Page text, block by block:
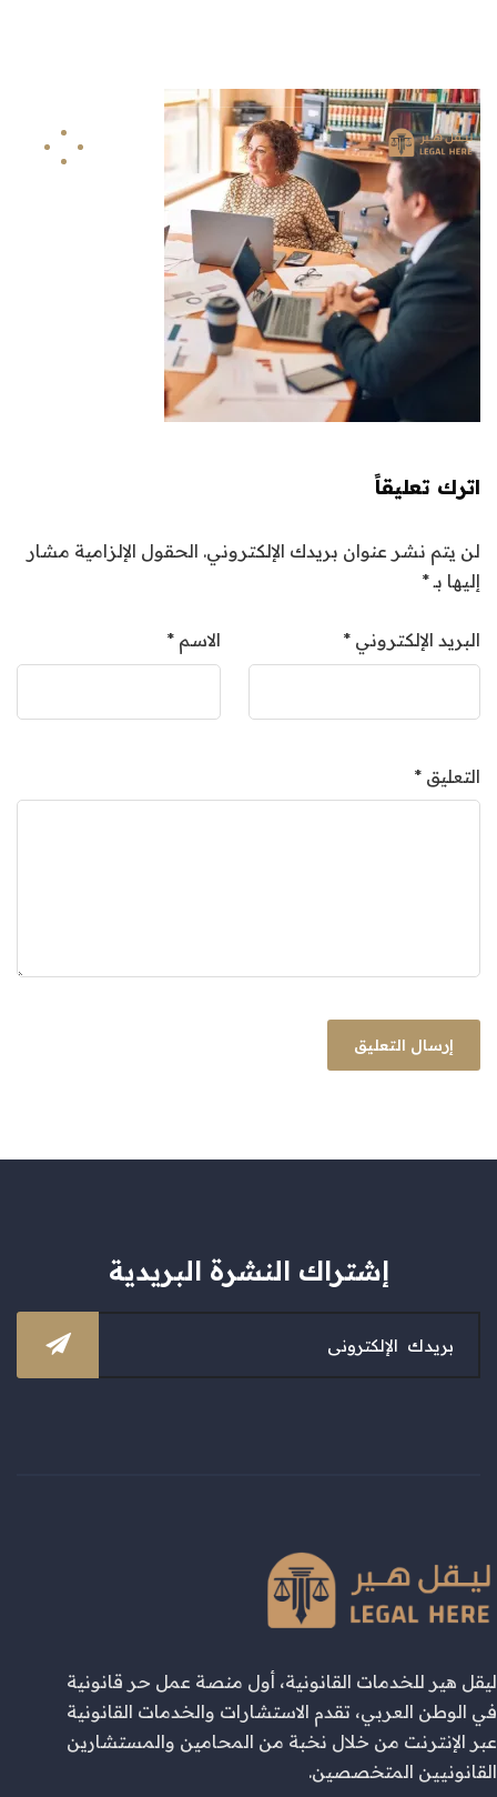
اترك تعليقاً
لن يتم نشر عنوان بريدك الإلكتروني. الحقول الإلزامية مشار
إليها بـ*
الاسم * البريد الإلكتروني *
التعليق *
إشتراك النشرة البريدية
ليقل هير للخدمات القانونية، أول منصة عمل حر قانونية
في الوطن العربي، تقدم الاستشارات والخدمات القانونية
عبر الإنترنت من خلال نخبة من المحامين والمستشارين
القانونيين المتخصصين.